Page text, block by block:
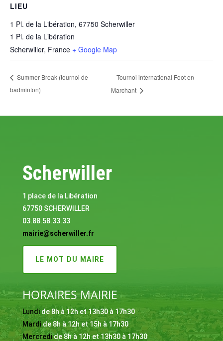
LIEU
1 Pl. de la Libération, 67750 Scherwiller
1 Pl. de la Libération
Scherwiller, France + Google Map
Summer Break (tournoi de
badminton)
Tournoi international Foot en
Marchant
Scherwiller
1 place de la Libération
67750 SCHERWILLER
03.88.58.33.33
mairie@scherwiller.fr
LE MOT DU MAIRE
HORAIRES MAIRIE
Lundide 8h à 12h et 13h30 à 17h30
Mardide 8h à 12h et 15h à 17h30
Mercredide 8h à 12h et 13h30 à 17h30